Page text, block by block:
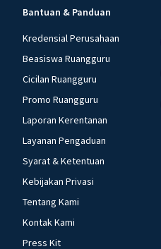
Bantuan & Panduan
Kredensial Perusahaan
Beasiswa Ruangguru
Cicilan Ruangguru
Promo Ruangguru
Laporan Kerentanan
Layanan Pengaduan
Syarat & Ketentuan
Kebijakan Privasi
Tentang Kami
Kontak Kami
Press Kit